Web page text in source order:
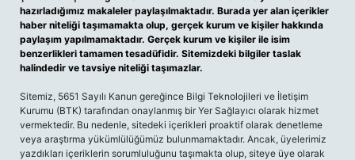
hazırladığımız makaleler paylaşılmaktadır. Burada yer alan içerikler
haber niteliği taşımamakta olup, gerçek kurum ve kişiler hakkında
paylaşım yapılmamaktadır. Gerçek kurum ve kişiler ile isim
benzerlikleri tamamen tesadüfidir. Sitemizdeki bilgiler taslak
halindedir ve tavsiye niteliği taşımazlar.
Sitemiz, 5651 Sayılı Kanun gereğince Bilgi Teknolojileri ve İletişim
Kurumu (BTK) tarafından onaylanmış bir Yer Sağlayıcı olarak hizmet
vermektedir. Bu nedenle, sitedeki içerikleri proaktif olarak denetleme
veya araştırma yükümlülüğümüz bulunmamaktadır. Ancak, üyelerimiz
yazdıkları içeriklerin sorumluluğunu taşımakta olup, siteye üye olarak